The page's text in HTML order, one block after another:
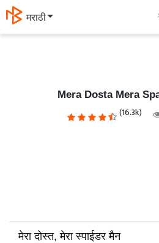
मराठी
Mera Dosta Mera
(16.3k)
मेरा दोस्त, मेरा स्पाईडर मैन